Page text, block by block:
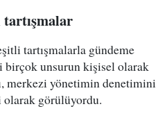
tartışmalar
tartışmalarla gündeme
unsurun kişisel olarak
merkezi yönetimin denetimini
olarak görülüyordu.